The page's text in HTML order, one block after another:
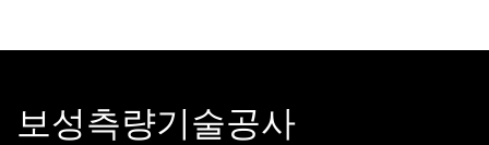
보성측량기술공사